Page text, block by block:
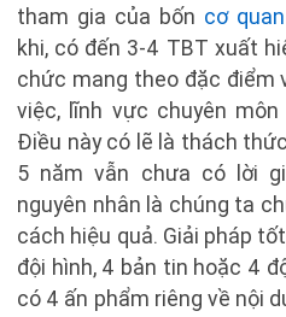
tham gia của bốn cơ
khi, có đến 3-4 TBT xuất
chức mang theo đặc điểm
việc, lĩnh vực chuyên
Điều này có lẽ là thách
5 năm vẫn chưa có lời
nguyên nhân là chúng ta
cách hiệu quả. Giải pháp
đội hình, 4 bản tin hoặc 4
có 4 ấn phẩm riêng về nội